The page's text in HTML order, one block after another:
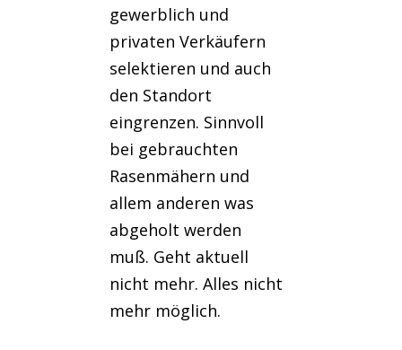
gewerblich und
privaten Verkäufern
selektieren und auch
den Standort
eingrenzen. Sinnvoll
bei gebrauchten
Rasenmähern und
allem anderen was
abgeholt werden
muß. Geht aktuell
nicht mehr. Alles nicht
mehr möglich.